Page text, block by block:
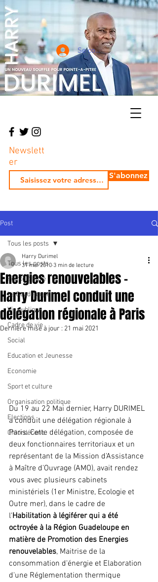
Se connecter
Newslett
er
S'abonnez
Post
Tous les posts
Pointe à Pitre
La Guadeloupe
Vie publique
Cadre de vie
Social
Education et Jeunesse
Economie
Sport et culture
Organisation politique
Elections
Chlordécone
Tous les posts
Energies renouvelables -
Harry Durimel conduit une
délégation régionale à Paris
Harry Durimel
31 mai 2010 3 min de lecture
Dernière mise à jour : 21 mai 2021
Du 19 au 22 Mai dernier, Harry DURIMEL
a conduit une délégation régionale à
Paris. Cette délégation, composée de
deux fonctionnaires territoriaux et un
représentant de la Mission d'Assistance
à Maître d'Ouvrage (AMO), avait rendez
vous avec plusieurs cabinets
ministériels (1er Ministre, Ecologie et
Outre mer), dans le cadre de
l'Habilitation à légiférer qui a été
octroyée à la Région Guadeloupe en
matière de Promotion des Energies
renouvelables, Maitrise de la
consommation d'énergie et Elaboration
d'une Réglementation thermique